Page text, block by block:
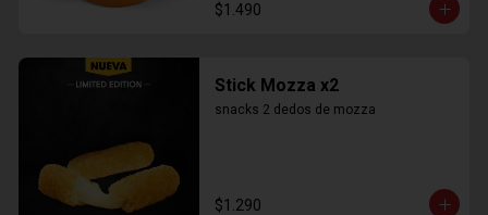
$1.490
Stick Mozza x2
snacks 2 dedos de mozza
$1.290